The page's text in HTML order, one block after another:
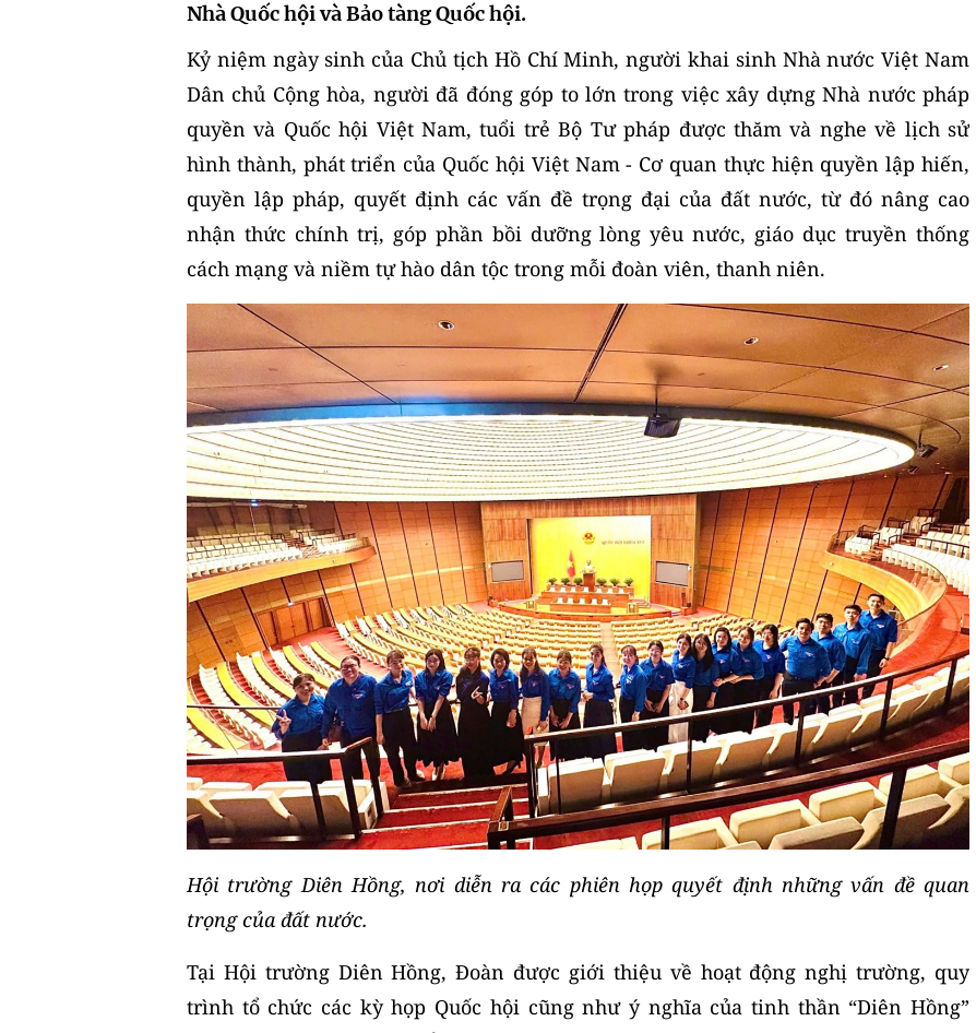
Nhà Quốc hội và Bảo tàng Quốc hội.
Kỷ niệm ngày sinh của Chủ tịch Hồ Chí Minh, người khai sinh Nhà nước Việt Nam
Dân chủ Cộng hòa, người đã đóng góp to lớn trong việc xây dựng Nhà nước pháp
quyền và Quốc hội Việt Nam, tuổi trẻ Bộ Tư pháp được thăm và nghe về lịch sử
hình thành, phát triển của Quốc hội Việt Nam - Cơ quan thực hiện quyền lập hiến,
quyền lập pháp, quyết định các vấn đề trọng đại của đất nước, từ đó nâng cao
nhận thức chính trị, góp phần bồi dưỡng lòng yêu nước, giáo dục truyền thống
cách mạng và niềm tự hào dân tộc trong mỗi đoàn viên, thanh niên.
Hội trường Diên Hồng, nơi diễn ra các phiên họp quyết định những vấn đề quan
trọng của đất nước.
Tại Hội trường Diên Hồng, Đoàn được giới thiệu về hoạt động nghị trường, quy
trình tổ chức các kỳ họp Quốc hội cũng như ý nghĩa của tinh thần “Diên Hồng”